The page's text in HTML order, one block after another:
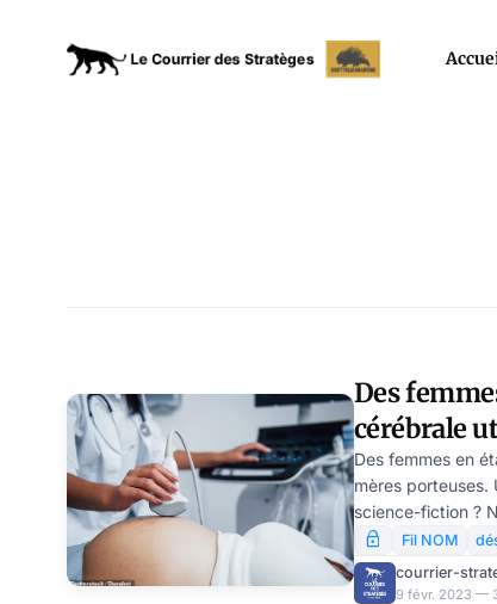
Des
cérébrale
porteuses,
Des femmes en
mères porteuses.
science-fiction ?
Fil NOM
courrier-
9 févr. 2023 —